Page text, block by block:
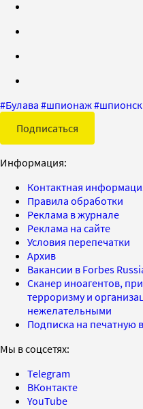
#Булава #шпионаж#
Подписаться
Информация:
Контактная
Правила обработки
Реклама в журнале
Реклама на сайте
Условия перепечатки
Архив
Вакансии в Forbes
Сканер иноагентов,
терроризму и
нежелательными
Подписка на печатную
Мы в соцсетях:
Telegram
ВКонтакте
YouTube